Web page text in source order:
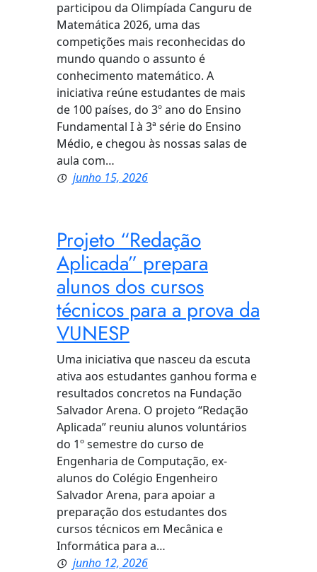
participou da Olimpíada Canguru de
Matemática 2026, uma das
competições mais reconhecidas do
mundo quando o assunto é
conhecimento matemático. A
iniciativa reúne estudantes de mais
de 100 países, do 3º ano do Ensino
Fundamental I à 3ª série do Ensino
Médio, e chegou às nossas salas de
aula com…
junho 15, 2026
Projeto “Redação
Aplicada” prepara
alunos dos cursos
técnicos para a prova da
VUNESP
Uma iniciativa que nasceu da escuta
ativa aos estudantes ganhou forma e
resultados concretos na Fundação
Salvador Arena. O projeto “Redação
Aplicada” reuniu alunos voluntários
do 1º semestre do curso de
Engenharia de Computação, ex-
alunos do Colégio Engenheiro
Salvador Arena, para apoiar a
preparação dos estudantes dos
cursos técnicos em Mecânica e
Informática para a…
junho 12, 2026